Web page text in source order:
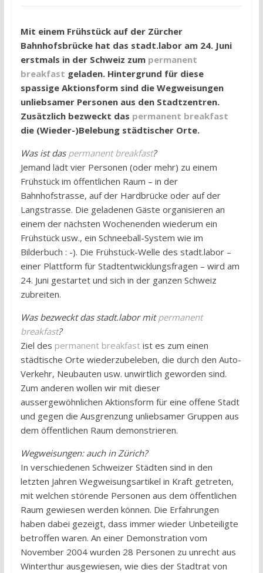
Mit einem Frühstück auf der Zürcher
Bahnhofsbrücke hat das stadt.labor am 24. Juni
erstmals in der Schweiz zum permanent
breakfast geladen. Hintergrund für diese
spassige Aktionsform sind die Wegweisungen
unliebsamer Personen aus den Stadtzentren.
Zusätzlich bezweckt das permanent breakfast
die (Wieder-)Belebung städtischer Orte.
Was ist das permanent breakfast?
Jemand lädt vier Personen (oder mehr) zu einem
Frühstück im öffentlichen Raum – in der
Bahnhofstrasse, auf der Hardbrücke oder auf der
Langstrasse. Die geladenen Gäste organisieren an
einem der nächsten Wochenenden wiederum ein
Frühstück usw., ein Schneeball-System wie im
Bilderbuch : -). Die Frühstück-Welle des stadt.labor –
einer Plattform für Stadtentwicklungsfragen – wird am
24. Juni gestartet und sich in der ganzen Schweiz
zubreiten.
Was bezweckt das stadt.labor mitpermanent
breakfast?
Ziel des permanent breakfastist es zum einen
städtische Orte wiederzubeleben, die durch den Auto-
Verkehr, Neubauten usw. unwirtlich geworden sind.
Zum anderen wollen wir mit dieser
aussergewöhnlichen Aktionsform für eine offene Stadt
und gegen die Ausgrenzung unliebsamer Gruppen aus
dem öffentlichen Raum demonstrieren.
Wegweisungen: auch in Zürich?
In verschiedenen Schweizer Städten sind in den
letzten Jahren Wegweisungsartikel in Kraft getreten,
mit welchen störende Personen aus dem öffentlichen
Raum gewiesen werden können. Die Erfahrungen
haben dabei gezeigt, dass immer wieder Unbeteiligte
betroffen waren. An einer Demonstration vom
November 2004 wurden 28 Personen zu unrecht aus
Winterthur ausgewiesen, wie dies der Stadtrat von